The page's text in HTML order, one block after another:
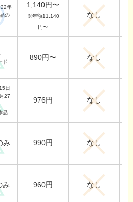
年
の
1,140円〜
※年額11,140
円〜
なし
ド
890円〜 なし
日
27
品
976円 なし
み 990円 なし
み 960円 なし